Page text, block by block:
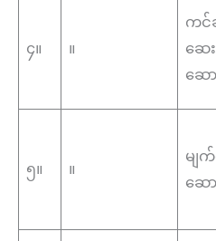
၄။ ။
ကင်
ဆေ
ဆေ
၅။ ။
မျ
ဆေ